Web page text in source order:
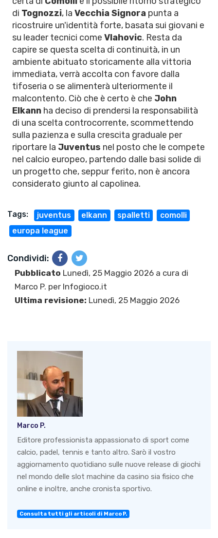
di Tognozzi, la Vecchia Signora punta a
ricostruire un'identità forte, basata sui giovani e
su leader tecnici come Vlahovic. Resta da
capire se questa scelta di continuità, in un
ambiente abituato storicamente alla vittoria
immediata, verrà accolta con favore dalla
tifoseria o se alimenterà ulteriormente il
malcontento. Ciò che è certo è che John
Elkann ha deciso di prendersi la responsabilità
di una scelta controcorrente, scommettendo
sulla pazienza e sulla crescita graduale per
riportare la Juventus nel posto che le compete
nel calcio europeo, partendo dalle basi solide di
un progetto che, seppur ferito, non è ancora
considerato giunto al capolinea.
Tags: juventus elkann spalletti
comolli
europa league
Condividi:
Pubblicato Lunedì, 25 Maggio 2026 a cura di
Marco P. per Infogioco.it
Ultima revisione: Lunedì, 25 Maggio 2026
Marco P.
Editore professionista appassionato di sport come
calcio, padel, tennis e tanto altro. Sarò il vostro
aggiornamento quotidiano sulle nuove release di giochi
nel mondo delle slot machine da casino sia fisico che
online e inoltre, anche cronista sportivo.
Consulta tutti gli articoli di Marco P.